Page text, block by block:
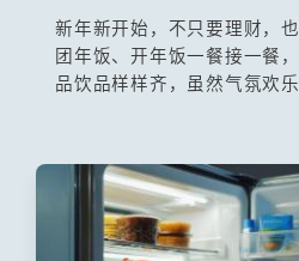
新年新开始，不只要理财，
团年饭、开年饭一餐接一餐
品饮品样样齐，虽然气氛欢
「节日肠胃病」，从改变饮
我们从节庆饮食陷阱谈起，
除腻食谱，让身体重新开机
一年最实际的自我投资。